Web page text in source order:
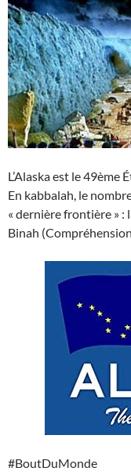
L’Alaska est le 49ème
En kabbalah, le
« dernière frontière » :
Binah
#BoutDuMonde